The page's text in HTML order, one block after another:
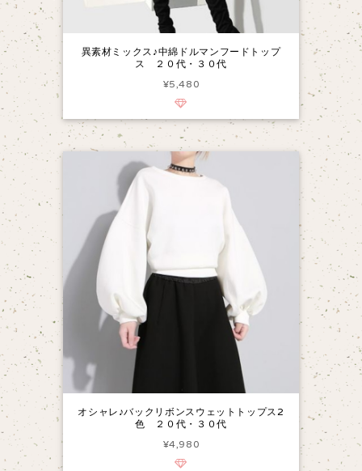
異素材ミックス♪中綿ドルマンフードトップ
ス ２０代・３０代
¥5,480
オシャレ♪バックリボンスウェットトップス2
色 ２０代・３０代
¥4,980